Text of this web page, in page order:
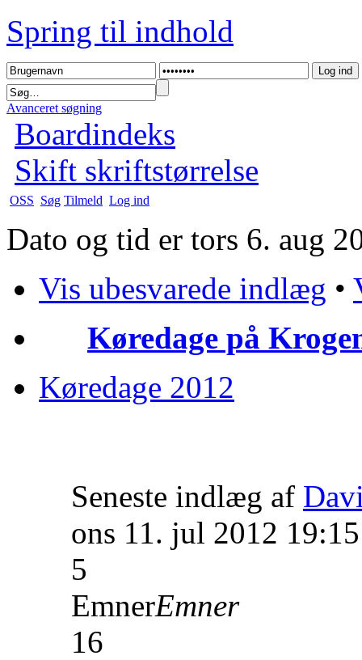
Spring til indhold
Avanceret søgning
Boardindeks
Skift skriftstørrelse
OSS Søg Tilmeld Log ind
Dato og tid er tors 6. aug
Vis ubesvarede indlæg •
Køredage på
Køredage 2012
Seneste indlæg af
ons 11. jul 2012 19:15
5
EmnerEmner
16